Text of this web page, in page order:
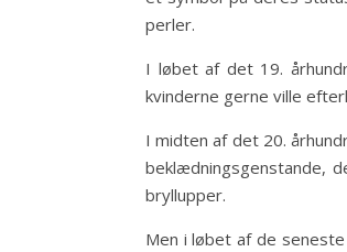
perler.
I løbet af det 19.
kvinderne gerne ville
I midten af det 20.
beklædningsgenstande,
bryllupper.
Men i løbet af de